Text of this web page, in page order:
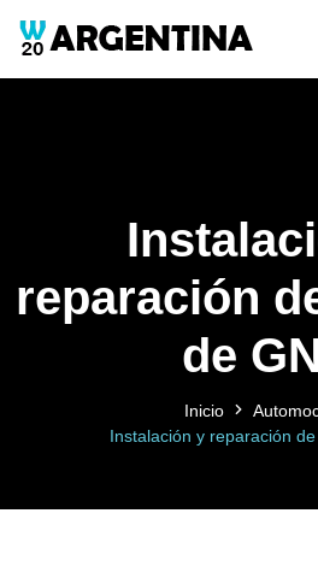
reparación
de
Inicio
Instalación y reparación